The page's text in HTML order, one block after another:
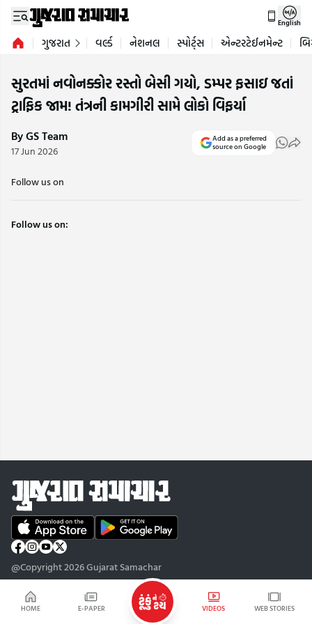
HOME E-PAPER VIDEOS WEB STORIES
English
ગુજરાત વર્લ્ડ નેશનલ સ્પોર્ટ્સ એન્ટરટેઈનમેન્ટ
સુરતમાં નવોનક્કોર રસ્તો બેસી ગયો, ડમ્પર ફસાઇ જતાં
ટ્રાફિક જામ! તંત્રની કામગીરી સામે લોકો વિફર્યા
By GS Team
17 Jun 2026
Add as a preferred
source on Google
Follow us on
Follow us on:
@Copyright 2026 Gujarat Samachar